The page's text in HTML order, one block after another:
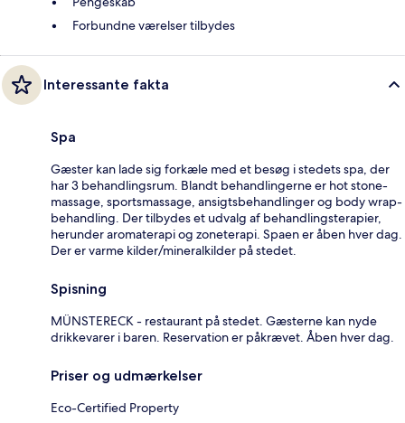
Forbundne værelser tilbydes
Interessante fakta
Spa
Gæster kan lade sig forkæle med et besøg i stedets spa, der
har 3 behandlingsrum. Blandt behandlingerne er hot stone-
massage, sportsmassage, ansigtsbehandlinger og body wrap-
behandling. Der tilbydes et udvalg af behandlingsterapier,
herunder aromaterapi og zoneterapi. Spaen er åben hver dag.
Der er varme kilder/mineralkilder på stedet.
Spisning
MÜNSTERECK - restaurant på stedet. Gæsterne kan nyde
drikkevarer i baren. Reservation er påkrævet. Åben hver dag.
Priser og udmærkelser
Eco-Certified Property